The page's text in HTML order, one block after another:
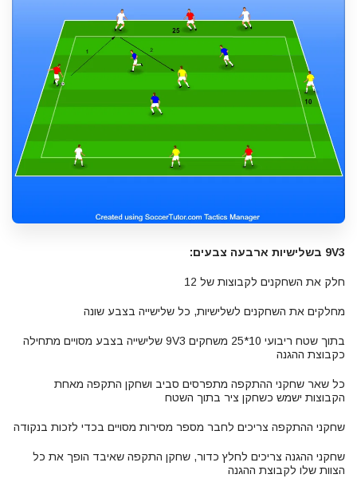
9V3 בשלישיות ארבעה צבעים:
חלק את השחקנים לקבוצות של 12
מחלקים את השחקנים לשלישיות, כל שלישייה בצבע שונה
בתוך שטח ריבועי 10*25 משחקים 9V3 שלישייה בצבע מסויים מתחילה
כקבוצת ההגנה
כל שאר שחקני ההתקפה מתפרסים סביב ושחקן התקפה מאחת
הקבוצות ישמש כשחקן ציר בתוך השטח
שחקני ההתקפה צריכים לחבר מספר מסירות מסויים בכדי לזכות בנקודה
שחקני ההגנה צריכים לחלץ כדור, שחקן התקפה שאיבד הופך את כל
הצוות שלו לקבוצת ההגנה